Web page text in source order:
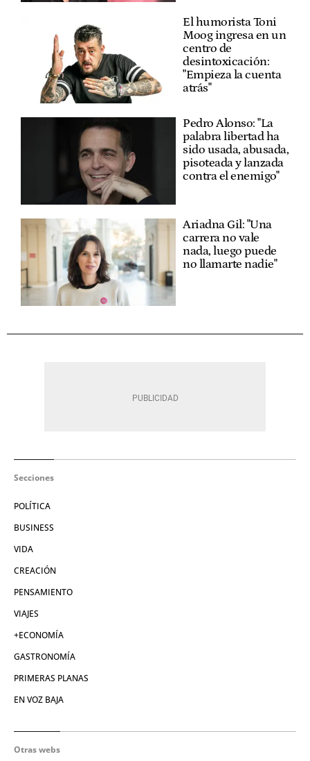
El humorista Toni
Moog ingresa en un
centro de
desintoxicación:
"Empieza la cuenta
atrás"
Pedro Alonso: "La
palabra libertad ha
sido usada, abusada,
pisoteada y lanzada
contra el enemigo"
Ariadna Gil: "Una
carrera no vale
nada, luego puede
no llamarte nadie"
Secciones
POLÍTICA
BUSINESS
VIDA
CREACIÓN
PENSAMIENTO
VIAJES
+ECONOMÍA
GASTRONOMÍA
PRIMERAS PLANAS
EN VOZ BAJA
Otras webs